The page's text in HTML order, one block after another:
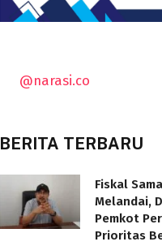
@narasi.co
BERITA TERBARU
Fiskal
Melandai,
Pemkot
Prioritas